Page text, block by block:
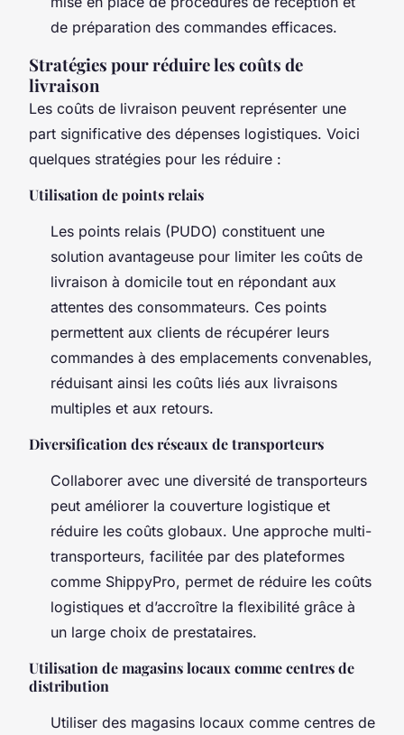
de préparation des commandes efficaces.
Stratégies pour réduire les coûts de
livraison
Les coûts de livraison peuvent représenter une
part significative des dépenses logistiques. Voici
quelques stratégies pour les réduire :
Utilisation de points relais
Les points relais (PUDO) constituent une
solution avantageuse pour limiter les coûts de
livraison à domicile tout en répondant aux
attentes des consommateurs. Ces points
permettent aux clients de récupérer leurs
commandes à des emplacements convenables,
réduisant ainsi les coûts liés aux livraisons
multiples et aux retours.
Diversification des réseaux de transporteurs
Collaborer avec une diversité de transporteurs
peut améliorer la couverture logistique et
réduire les coûts globaux. Une approche multi-
transporteurs, facilitée par des plateformes
comme ShippyPro, permet de réduire les coûts
logistiques et d’accroître la flexibilité grâce à
un large choix de prestataires.
Utilisation de magasins locaux comme centres de
distribution
Utiliser des magasins locaux comme centres de